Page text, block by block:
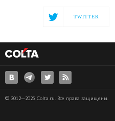
TWITTER
© 2012—2026 Colta.ru. Все права защищены.